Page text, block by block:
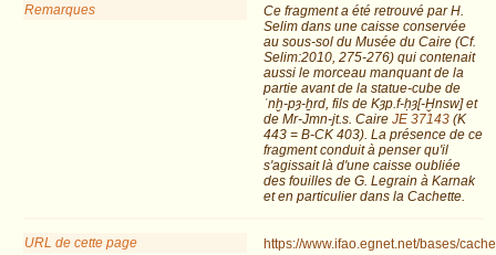
Remarques
Ce fragment a été retrouvé par H.
Selim dans une caisse conservée
au sous-sol du Musée du Caire (Cf.
Selim:2010, 275-276) qui contenait
aussi le morceau manquant de la
partie avant de la statue-cube de
ʿnḫ-pȝ-ẖrd, fils de Kȝp.f-ḥȝ[-Ḫnsw] et
de Mr-Jmn-jt.s. Caire JE 37143 (K
443 = B-CK 403). La présence de ce
fragment conduit à penser qu'il
s'agissait là d'une caisse oubliée
des fouilles de G. Legrain à Karnak
et en particulier dans la Cachette.
URL de cette page https://www.ifao.egnet.net/bases/